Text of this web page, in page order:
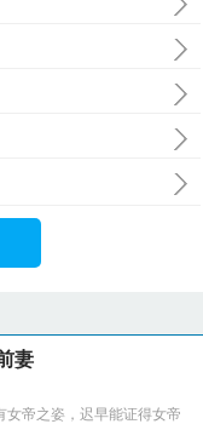
妻
女帝之姿，迟早能证得女帝